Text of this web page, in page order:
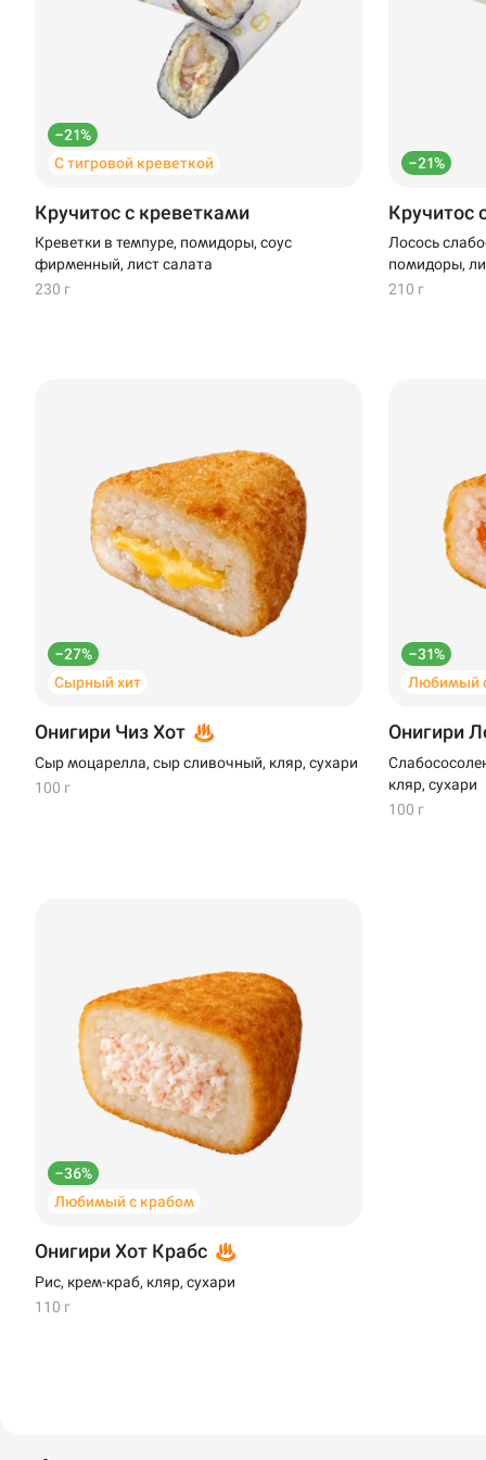
–21%
С тигровой креветкой
Кручитос с креветками
Креветки в темпуре, помидоры, соус
фирменный, лист салата
230 г
–21%
Кручитос
Лосось
помидоры,
210 г
–27%
Сырный хит
Онигири Чиз Хот
Сыр моцарелла, сыр сливочный, кляр, сухари
100 г
–31%
Любимый
Онигири
кляр, сухари
100 г
–36%
Любимый с крабом
Онигири Хот Крабс
Рис, крем-краб, кляр, сухари
110 г